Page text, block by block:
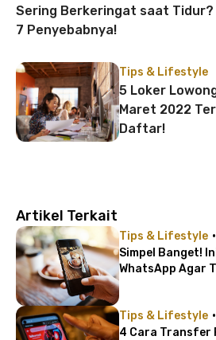
Sering Berkeringat saat Tidur?
7 Penyebabnya!
Tips & Lifestyle
5 Loker
Maret 2022
Daftar!
Artikel Terkait
Tips & Lifestyle ·
Simpel Banget!
WhatsApp Agar
Tips & Lifestyle ·
4 Cara Transfer